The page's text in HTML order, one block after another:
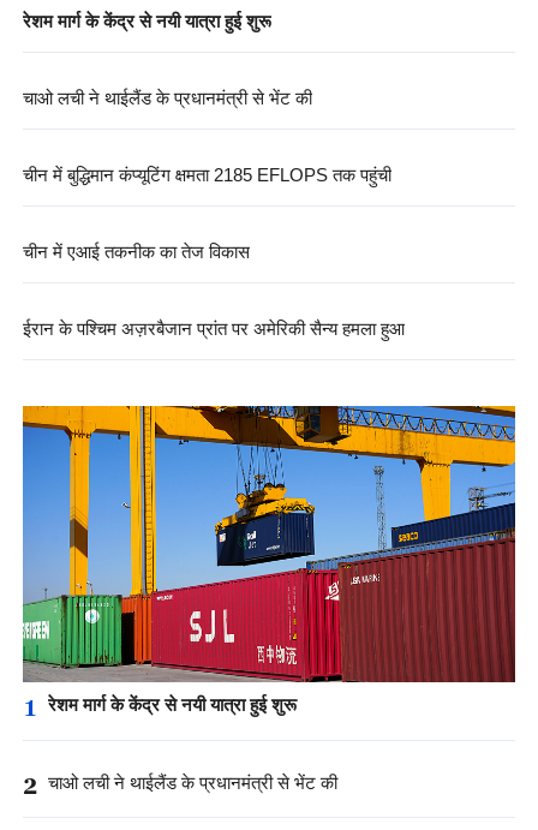
1 रेशम मार्ग के केंद्र से नयी यात्रा हुई शुरू
3